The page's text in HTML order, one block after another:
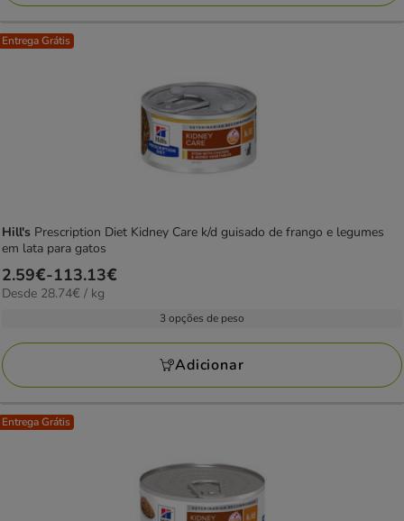
Entrega Grátis
Hill's Prescription Diet Kidney Care k/d guisado de frango e legumes
em lata para gatos
Preço
de
113.13€
2.59€-113.13€
28.74€
Desde 28.74€ / kg
3 opções de peso
Adicionar
Entrega Grátis